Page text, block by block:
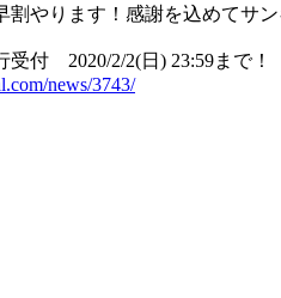
割やります！感謝を込めてサン
受付 2020/2/2(日) 23:59まで！
news/3743/